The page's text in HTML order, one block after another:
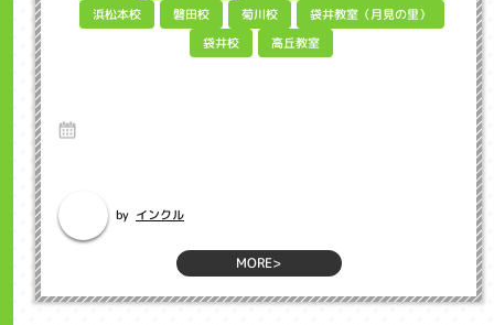
浜松本校 磐田校 菊川校 袋井教室（月見の里）
袋井校 高丘教室
by インクル
MORE>